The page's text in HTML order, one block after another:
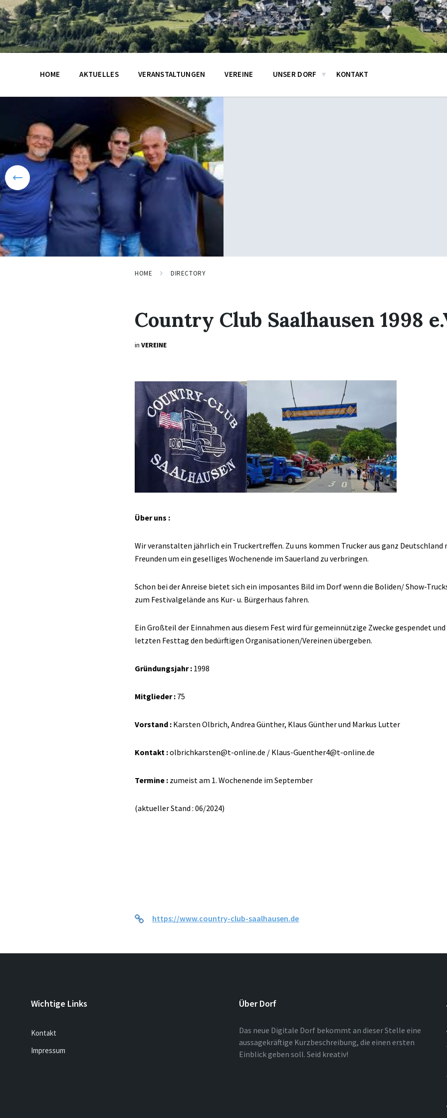
HOME AKTUELLES VERANSTALTUNGEN VEREINE UNSER DORF KONTAKT
HOME DIRECTORY
Country Club Saalhausen 1998
inVEREINE
Über uns :
Wir veranstalten jährlich ein Truckertreffen. Zu uns kommen Trucker aus ganz Deutschland
Freunden um ein geselliges Wochenende im Sauerland zu verbringen.
Schon bei der Anreise bietet sich ein imposantes Bild im Dorf wenn die Boliden/ Show-
zum Festivalgelände ans Kur- u. Bürgerhaus fahren.
Ein Großteil der Einnahmen aus diesem Fest wird für gemeinnützige Zwecke gespendet
letzten Festtag den bedürftigen Organisationen/Vereinen übergeben.
Gründungsjahr : 1998
Mitglieder : 75
Vorstand : Karsten Olbrich, Andrea Günther, Klaus Günther und Markus Lutter
Kontakt :olbrichkarsten@t-online.de / Klaus-Guenther4@t-online.de
Termine : zumeist am 1. Wochenende im September
(aktueller Stand : 06/2024)
https://www.country-club-saalhausen.de
Wichtige Links
Kontakt
Impressum
Über Dorf
Das neue Digitale Dorf bekommt an dieser Stelle eine
aussagekräftige Kurzbeschreibung, die einen ersten
Einblick geben soll. Seid kreativ!